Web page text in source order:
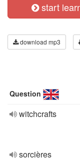
start
download mp3
Question
witchcrafts
sorcières